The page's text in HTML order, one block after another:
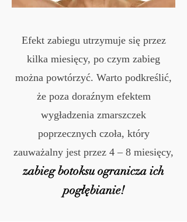
Efekt zabiegu utrzymuje się przez
kilka miesięcy, po czym zabieg
można powtórzyć. Warto podkreślić,
że poza doraźnym efektem
wygładzenia zmarszczek
poprzecznych czoła, który
zauważalny jest przez 4 – 8 miesięcy,
zabieg botoksu ogranicza ich
pogłębianie!